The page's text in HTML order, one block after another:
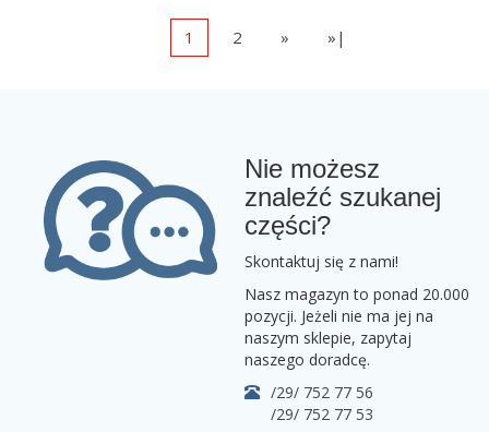
1 2 » »|
Nie możesz
znaleźć szukanej
części?
Skontaktuj się z nami!
Nasz magazyn to ponad 20.000
pozycji. Jeżeli nie ma jej na
naszym sklepie, zapytaj
naszego doradcę.
/29/ 752 77 56
/29/ 752 77 53